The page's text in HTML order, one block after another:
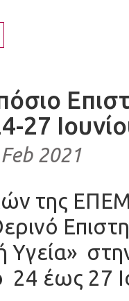
27
2021
της
Υγεία»
24 έως 27